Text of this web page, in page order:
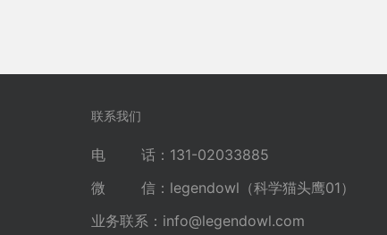
联系我们
电 话：131-02033885
微 信：legendowl（科学猫头鹰01）
业务联系： info@legendowl.com